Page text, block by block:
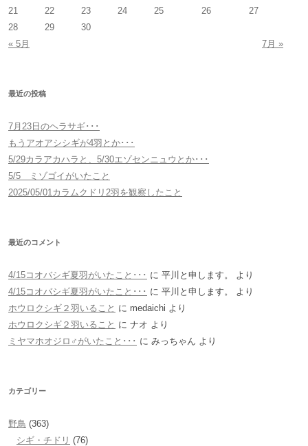
« 5月 7月 »
21
22 23 24 25 26
27
28
29 30
最近の投稿
7月23日のヘラサギ･･･
もうアオアシシギが4羽とか･･･
5/29カラアカハラと、5/30エゾセンニュウとか･･･
5/5 ミゾゴイがいたこと
2025/05/01カラムクドリ2羽を観察したこと
最近のコメント
4/15コオバシギ夏羽がいたこと･･･ に 平川と申します。
より
4/15コオバシギ夏羽がいたこと･･･ に 平川と申します。
より
ホウロクシギ２羽いること に medaichi より
ホウロクシギ２羽いること に ナオ より
ミヤマホオジロ♂がいたこと･･･ に みっちゃん より
カテゴリー
野鳥 (363)
シギ・チドリ (76)